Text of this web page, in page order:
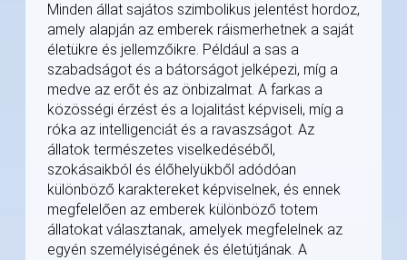
Minden állat sajátos szimbolikus jelentést hordoz,
amely alapján az emberek ráismerhetnek a saját
életükre és jellemzőikre. Például a sas a
szabadságot és a bátorságot jelképezi, míg a
medve az erőt és az önbizalmat. A farkas a
közösségi érzést és a lojalitást képviseli, míg a
róka az intelligenciát és a ravaszságot. Az
állatok természetes viselkedéséből,
szokásaikból és élőhelyükből adódóan
különböző karaktereket képviselnek, és ennek
megfelelően az emberek különböző totem
állatokat választanak, amelyek megfelelnek az
egyén személyiségének és életútjának. A